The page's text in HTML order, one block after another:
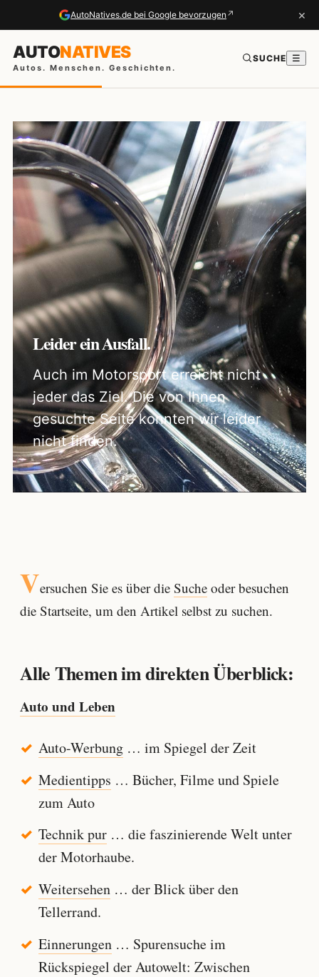
AutoNatives.de bei Google bevorzugen ↗ ×
AUTONATIVES
Autos. Menschen. Geschichten.
SUCHE ☰
Leider ein Ausfall.
Auch im Motorsport erreicht nicht
jeder das Ziel. Die von Ihnen
gesuchte Seite konnten wir leider
nicht finden.
Versuchen Sie es über die Sucheoder besuchen
die Startseite, um den Artikel selbst zu suchen.
Alle Themen im direkten Überblick:
Auto und Leben
Auto-Werbung… im Spiegel der Zeit
Medientipps … Bücher, Filme und Spiele
zum Auto
Technik pur… die faszinierende Welt unter
der Motorhaube.
Weitersehen… der Blick über den
Tellerrand.
Einnerungen… Spurensuche im
Rückspiegel der Autowelt: Zwischen